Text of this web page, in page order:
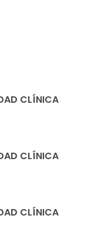
CLÍNICA
CLÍNICA
CLÍNICA